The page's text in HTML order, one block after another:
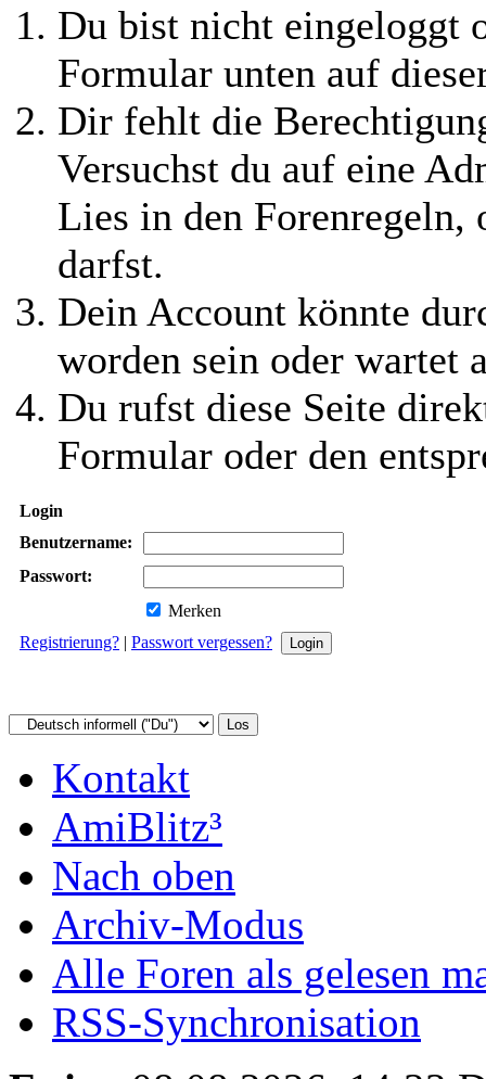
Du bist nicht eingeloggt
Formular unten auf
Dir fehlt die
Versuchst du auf eine
Lies in den Forenregeln,
darfst.
Dein Account könnte
worden sein oder wartet
Du rufst diese Seite
Formular oder den
Login
Benutzername:
Passwort:
Merken
Registrierung? | Passwort vergessen?
Kontakt
AmiBlitz³
Nach oben
Archiv-Modus
Alle Foren als gelesen
RSS-Synchronisation